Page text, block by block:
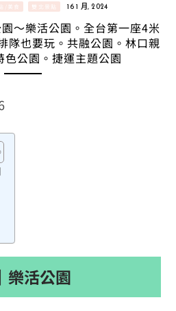
/美食 雙北景點 16 1 月, 2024
～樂活公園。全台第一座4米
隊也要玩。共融公園。林口親
色公園。捷運主題公園
樂活公園